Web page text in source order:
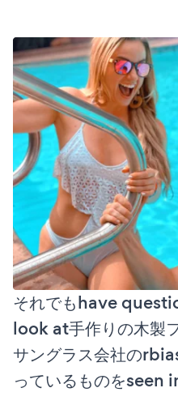
それでもhave
look at手作りの木製
サングラス会社の
っているものをseen